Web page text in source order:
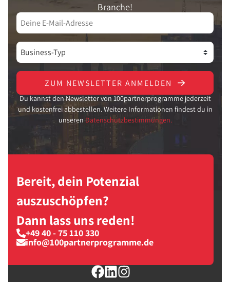
Branche!
ZUM NEWSLETTER ANMELDEN
Du kannst den Newsletter von 100partnerprogramme jederzeit
und kostenfrei abbestellen. Weitere Informationen findest du in
unseren Datenschutzbestimmungen.
Bereit, dein Potenzial
auszuschöpfen?
Dann lass uns reden!
+49 40 - 75 110 330
info@100partnerprogramme.de